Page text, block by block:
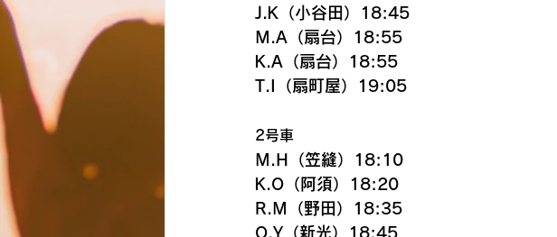
J.K（小谷田）18:45
M.A（扇台）18:55
K.A（扇台）18:55
T.I（扇町屋）19:05
2号車
M.H（笠縫）18:10
K.O（阿須）18:20
R.M（野田）18:35
O.Y（新光）18:45